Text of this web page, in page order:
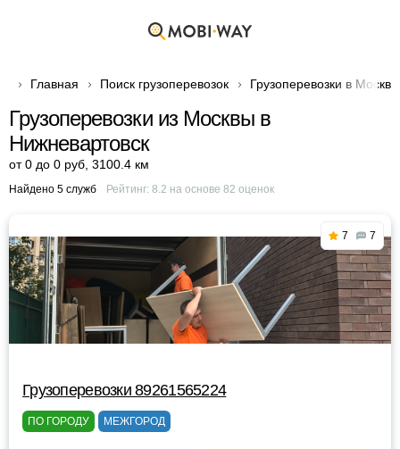
Главная Поиск грузоперевозок Грузоперевозки в Москве
Грузоперевозки из Москвы в
Нижневартовск
от 0 до 0 руб 3100.4 км
Найдено 5 служб Рейтинг: 8.2 на основе 82 оценок
7 7
Грузоперевозки 89261565224
ПО ГОРОДУ МЕЖГОРОД